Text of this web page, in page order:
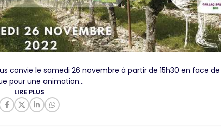
convie le samedi 26 novembre à partir de 15h30 en face
pour une animation...
LIRE PLUS